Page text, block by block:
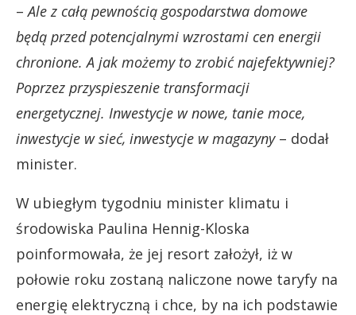
–Ale z całą pewnością gospodarstwa domowe
będą przed potencjalnymi wzrostami cen energii
chronione. A jak możemy to zrobić najefektywniej?
Poprzez przyspieszenie transformacji
energetycznej. Inwestycje w nowe, tanie moce,
inwestycje w sieć, inwestycje w magazyny– dodał
minister.
W ubiegłym tygodniu minister klimatu i
środowiska Paulina Hennig-Kloska
poinformowała, że jej resort założył, iż w
połowie roku zostaną naliczone nowe taryfy na
energię elektryczną i chce, by na ich podstawie